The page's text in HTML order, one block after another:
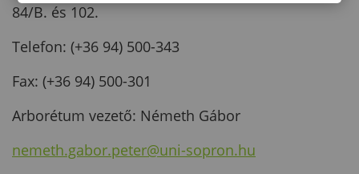
84/B. és 102.
Telefon: (+36 94) 500-343
Fax: (+36 94) 500-301
Arborétum vezető: Németh Gábor
nemeth.gabor.peter@uni-sopron.hu